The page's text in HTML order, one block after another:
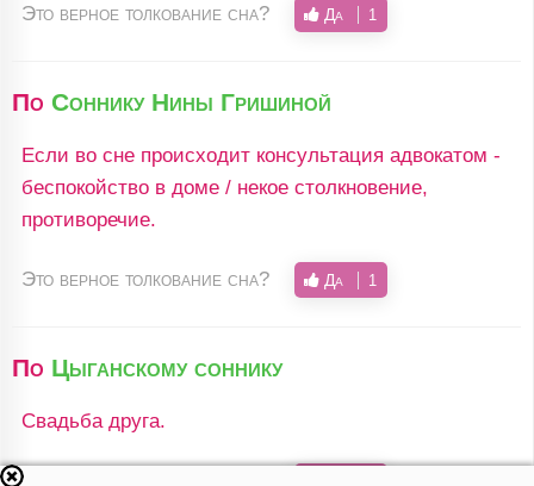
Это верное толкование сна? Да 1
По Соннику Нины Гришиной
Если во сне происходит консультация адвокатом -
беспокойство в доме / некое столкновение,
противоречие.
Это верное толкование сна? Да 1
По Цыганскому соннику
Свадьба друга.
Это верное толкование сна?